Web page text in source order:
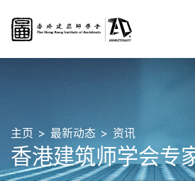
主页 最新动态 资讯
香港建筑师学会专